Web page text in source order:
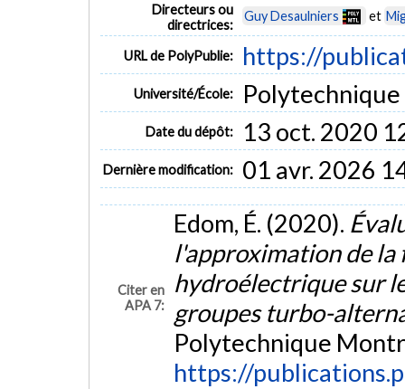
Directeurs ou
directrices:
Guy Desaulniers et
URL de PolyPublie: https://
Université/École:
Date du dépôt: 13 oct. 2020
Dernière modification: 01 avr. 2026
Citer en
APA 7:
Edom, É. (2020).
l'approximation de
hydroélectrique sur
groupes turbo-
Polytechnique
https://